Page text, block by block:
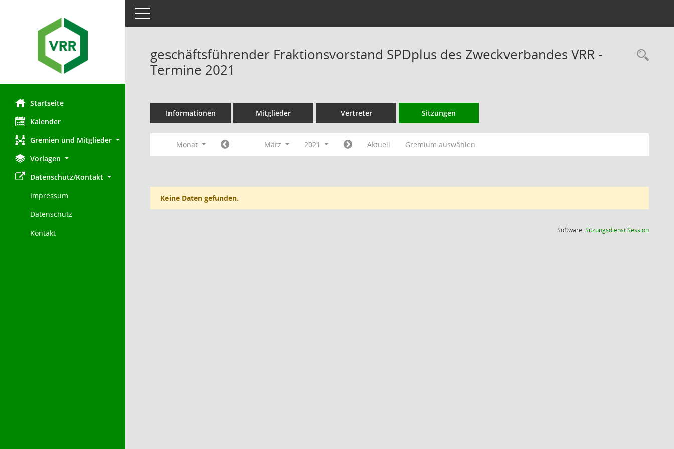
Startseite
Kalender
Gremien und Mitglieder
Vorlagen
Datenschutz/Kontakt
Impressum
Datenschutz
Kontakt
Toggle navigation
geschäftsführender Fraktionsvorstand SPDplus des Zweckverbandes VRR -
Termine 2021
Informationen Mitglieder Vertreter Sitzungen
Monat März 2021 Aktuell Gremium auswählen
Keine Daten gefunden.
Software:SitzungsdienstSession(Wird in